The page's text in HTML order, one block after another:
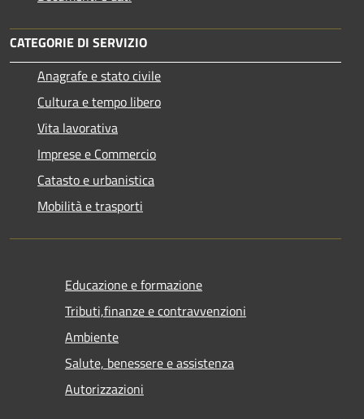
CATEGORIE DI SERVIZIO
Anagrafe e stato civile
Cultura e tempo libero
Vita lavorativa
Imprese e Commercio
Catasto e urbanistica
Mobilità e trasporti
Educazione e formazione
Tributi,finanze e contravvenzioni
Ambiente
Salute, benessere e assistenza
Autorizzazioni